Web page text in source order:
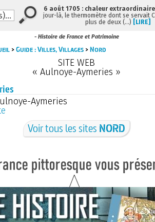
- Histoire de France et Patrimoine
>Guide : Villes, Villages >Nord
SITE WEB
« Aulnoye-Aymeries »
Aymeries
Voir tous les sites NORD
6 août 1705 : chaleur
jour-là, le thermomètre dont se servait
plus de deux (…) [LIRE]